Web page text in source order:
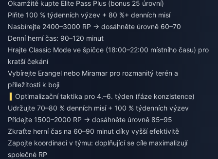
Okamžitě kupte Elite Pass Plus (bonus 25 úrovní)
Plňte 100 % týdenních výzev + 80 %+ denních misí
Nasbírejte 2400–3000 RP → dosáhněte úrovně 60–70
Denní herní čas: 90–120 minut
Hrajte Classic Mode ve špičce (18:00–22:00 místního času) pro
kratší čekání
Vybírejte Erangel nebo Miramar pro rozmanitý terén a
příležitosti k boji
Optimalizační taktika pro 4.–6. týden (fáze konzistence)
Udržujte 70–80 % denních misí + 100 % týdenních výzev
Přidejte 1500–2000 RP → dosáhněte úrovně 85–95
Zkraťte herní čas na 60–90 minut díky vyšší efektivitě
Zapojte koordinaci v týmu: doplňující se cíle maximalizují
společné RP